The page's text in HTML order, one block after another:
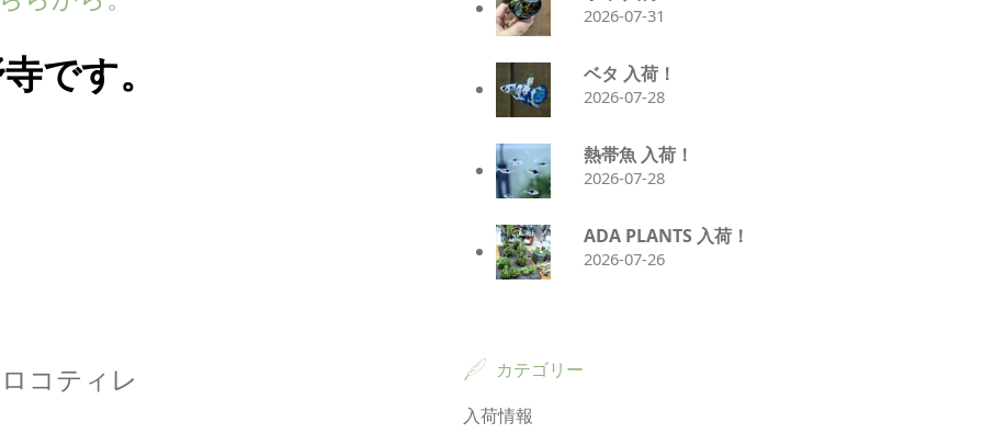
です。
コティレ
2026-07-31
ベタ 入荷！
2026-07-28
熱帯魚 入荷！
2026-07-28
ADA PLANTS 入荷！
2026-07-26
カテゴリー
入荷情報